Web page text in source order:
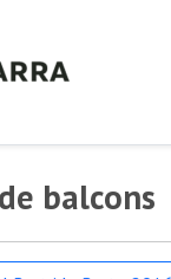
balcons